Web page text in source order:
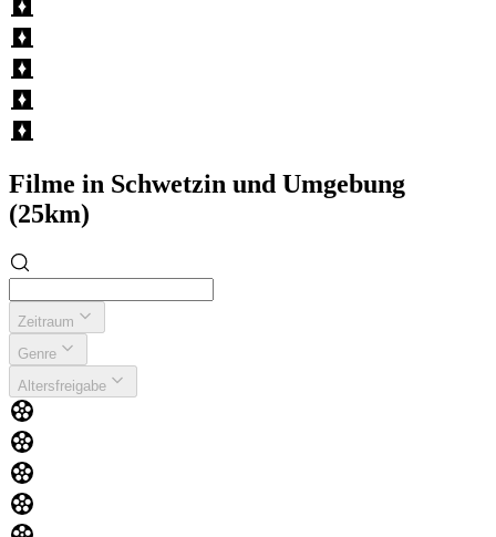
Filme in Schwetzin und Umgebung
(25km)
Zeitraum
Genre
Altersfreigabe